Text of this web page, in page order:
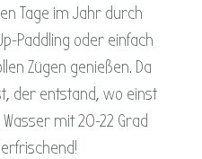
Tage im Jahr durch
Paddling oder einfach
Zügen genießen. Da
der entstand, wo einst
mit 20-22 Grad